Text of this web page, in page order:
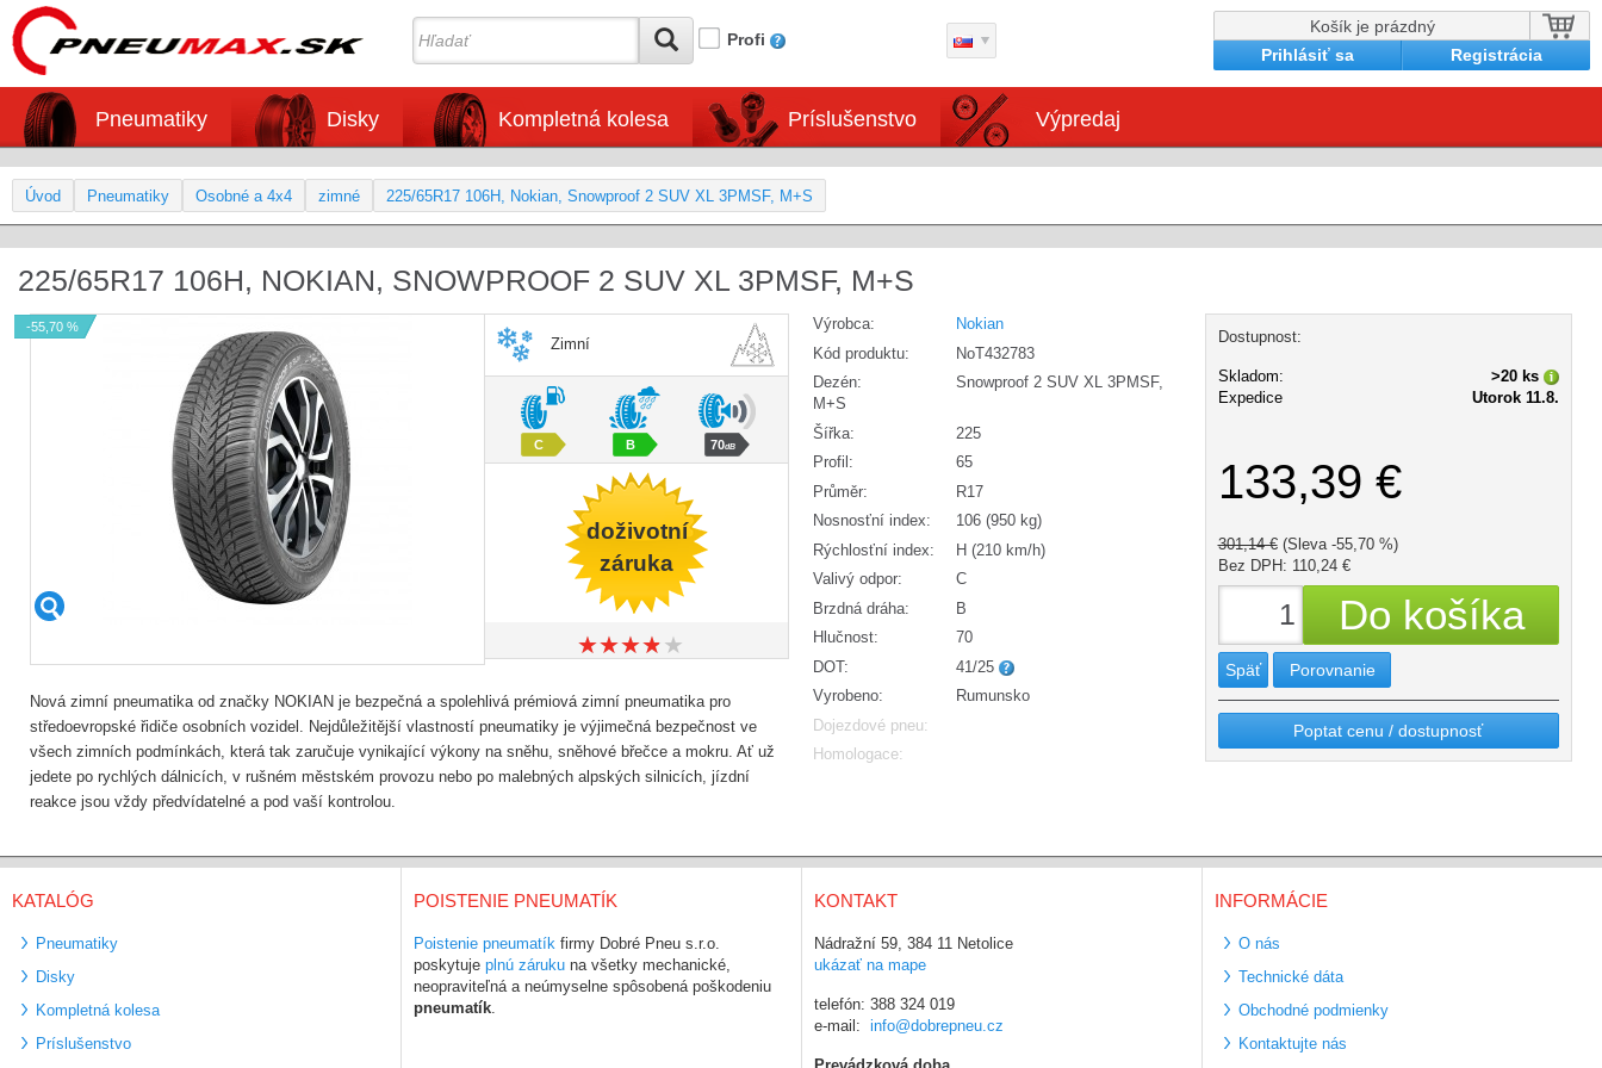
Profi
Košík je prázdný
Prihlásiť sa
Registrácia
Pneumatiky Disky Kompletná kolesa Príslušenstvo Výpredaj
Úvod Pneumatiky Osobné a 4x4 zimné 225/65R17 106H, Nokian, Snowproof 2 SUV XL 3PMSF, M+S
225/65R17 106H, NOKIAN, SNOWPROOF 2 SUV XL 3PMSF, M+S
-55,70 %
Zimní
C B 70dB
doživotní
záruka
★★★★★
★★★★★
Nová zimní pneumatika od značky NOKIAN je bezpečná a spolehlivá prémiová zimní pneumatika pro
středoevropské řidiče osobních vozidel. Nejdůležitější vlastností pneumatiky je výjimečná bezpečnost ve
všech zimních podmínkách, která tak zaručuje vynikající výkony na sněhu, sněhové břečce a mokru. Ať už
jedete po rychlých dálnicích, v rušném městském provozu nebo po malebných alpských silnicích, jízdní
reakce jsou vždy předvídatelné a pod vaší kontrolou.
Výrobca:
Nokian
Kód produktu:
NoT432783
Dezén:
Snowproof 2 SUV XL 3PMSF,
M+S
Šířka:
225
Profil:
65
Průměr:
R17
Nosnosťní index:
106 (950 kg)
Rýchlosťní index:
H (210 km/h)
Valivý odpor:
C
Brzdná dráha:
B
Hlučnost:
70
DOT:
41/25
Vyrobeno:
Rumunsko
Dojezdové pneu:
Homologace:
Dostupnost:
Skladom:
>20 ks
Expedice
Utorok 11.8.
133,39 €
301,14 € (Sleva -55,70 %)
Bez DPH: 110,24 €
Späť Porovnanie
Poptat cenu / dostupnosť
KATALÓG
Pneumatiky
Disky
Kompletná kolesa
Príslušenstvo
POISTENIE PNEUMATÍK
Poistenie pneumatík firmy Dobré Pneu s.r.o.
poskytuje plnú záruku na všetky mechanické,
neopraviteľná a neúmyselne spôsobená poškodeniu
pneumatík.
KONTAKT
Nádražní 59, 384 11 Netolice
ukázať na mape
telefón: 388 324 019
e-mail: info@dobrepneu.cz
INFORMÁCIE
O nás
Technické dáta
Obchodné podmienky
Kontaktujte nás